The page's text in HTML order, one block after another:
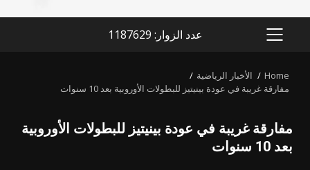
PRIMARY
عدد الزوار: 1187629
Home
الأخبار الرياضية
مفارقة غريبة في عودة بينيتيز للبطولات الأوروبية بعد 10 سنوات
مفارقة غريبة في عودة بينيتيز للبطولات الأوروبية
بعد 10 سنوات